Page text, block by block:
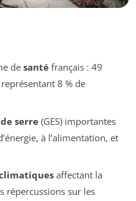
de santéfrançais : 49
8 % de
serre(GES) importantes
à l’alimentation, et
affectant la
répercussions sur les